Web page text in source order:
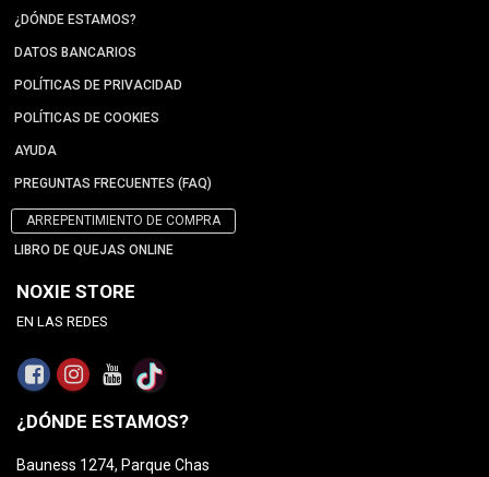
¿DÓNDE ESTAMOS?
DATOS BANCARIOS
POLÍTICAS DE PRIVACIDAD
POLÍTICAS DE COOKIES
AYUDA
PREGUNTAS FRECUENTES (FAQ)
ARREPENTIMIENTO DE COMPRA
LIBRO DE QUEJAS ONLINE
NOXIE STORE
EN LAS REDES
¿DÓNDE ESTAMOS?
Bauness 1274, Parque Chas